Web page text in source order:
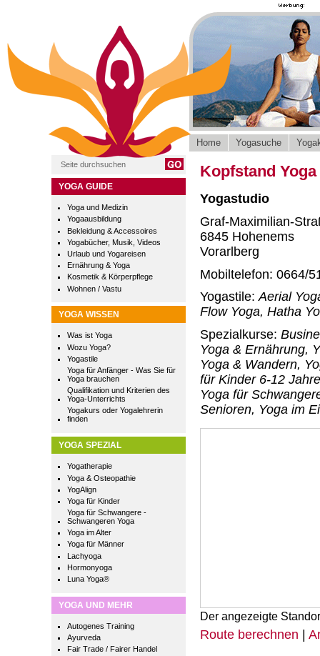
YOGA GUIDE
Yoga und Medizin
Yogaausbildung
Bekleidung & Accessoires
Yogabücher, Musik, Videos
Urlaub und Yogareisen
Ernährung & Yoga
Kosmetik & Körperpflege
Wohnen / Vastu
YOGA WISSEN
Was ist Yoga
Wozu Yoga?
Yogastile
Yoga für Anfänger - Was Sie für
Yoga brauchen
Qualifikation und Kriterien des
Yoga-Unterrichts
Yogakurs oder Yogalehrerin
finden
YOGA SPEZIAL
Yogatherapie
Yoga & Osteopathie
YogAlign
Yoga für Kinder
Yoga für Schwangere -
Schwangeren Yoga
Yoga im Alter
Yoga für Männer
Lachyoga
Hormonyoga
Luna Yoga®
YOGA UND MEHR
Autogenes Training
Ayurveda
Fair Trade / Fairer Handel
Home Yogasuche
Kopfstand
Yogastudio
Graf-Maximilian-
6845 Hohenems
Vorarlberg
Mobiltelefon: 0664/
Yogastile:Aerial
Flow Yoga, Hatha
Spezialkurse:
Yoga & Ernährung,
Yoga & Wandern,
für Kinder 6-12
Yoga für
Senioren, Yoga im
Der angezeigte
Route berechnen |